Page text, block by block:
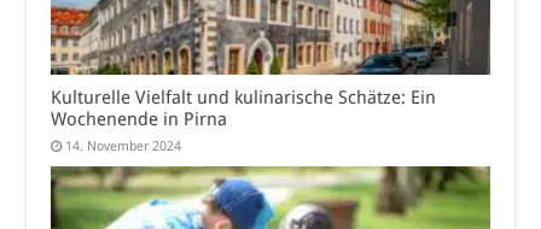
Kulturelle Vielfalt und kulinarische Schätze: Ein
Wochenende in Pirna
14. November 2024